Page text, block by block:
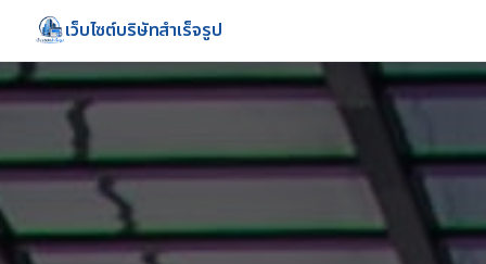
เว็บไซต์บริษัทสำเร็จรูป